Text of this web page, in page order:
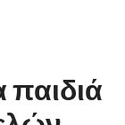
παιδιά